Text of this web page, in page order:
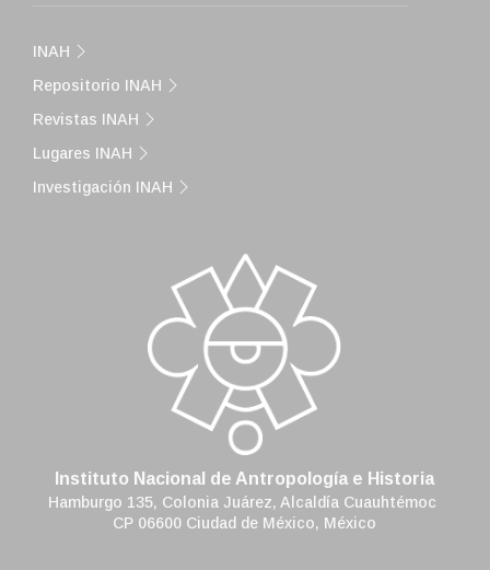
Instituto Nacional de Antropología e Historia
Hamburgo 135, Colonia Juárez, Alcaldía Cuauhtémoc
CP 06600 Ciudad de México, México
INAH
Repositorio INAH
Revistas INAH
Lugares INAH
Investigación INAH